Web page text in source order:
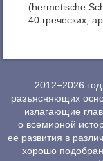
(hermetische
40 греческих,
2012−2026
разъясняющих
излагающие
о всемирной
её развития в
хорошо